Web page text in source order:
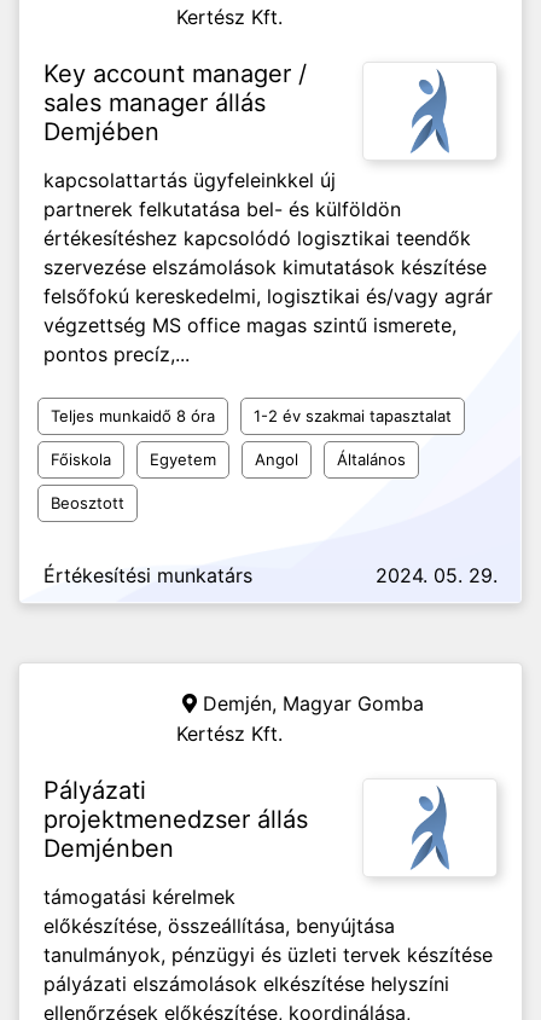
Kertész Kft.
Key account manager /
sales manager állás
Demjében
kapcsolattartás ügyfeleinkkel új
partnerek felkutatása bel- és külföldön
értékesítéshez kapcsolódó logisztikai teendők
szervezése elszámolások kimutatások készítése
felsőfokú kereskedelmi, logisztikai és/vagy agrár
végzettség MS office magas szintű ismerete,
pontos precíz,...
Teljes munkaidő 8 óra 1-2 év szakmai tapasztalat
Főiskola Egyetem Angol Általános
Beosztott
Értékesítési munkatárs 2024. 05. 29.
Demjén, Magyar Gomba
Kertész Kft.
Pályázati
projektmenedzser állás
Demjénben
támogatási kérelmek
előkészítése, összeállítása, benyújtása
tanulmányok, pénzügyi és üzleti tervek készítése
pályázati elszámolások elkészítése helyszíni
ellenőrzések előkészítése, koordinálása,